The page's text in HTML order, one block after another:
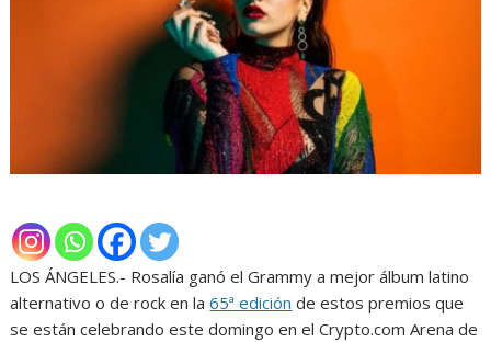
LOS ÁNGELES.- Rosalía ganó el Grammy a mejor álbum latino
alternativo o de rock en la65ª edición de estos premios que
se están celebrando este domingo en el Crypto.com Arena de